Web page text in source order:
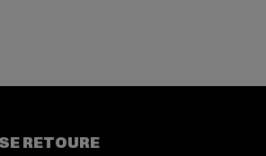
RETOURE